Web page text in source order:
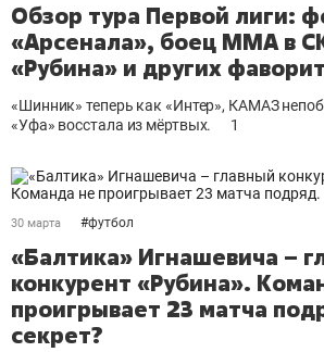
Обзор тура Первой лиги:
«Арсенала», боец ММА в
«Рубина» и других
«Шинник» теперь как «Интер», КАМАЗ
«Уфа» восстала из мёртвых.
1
30 марта #футбол
«Балтика» Игнашевича –
конкурент «Рубина».
проигрывает 23 матча
секрет?